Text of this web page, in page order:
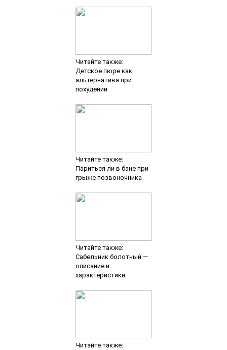
Читайте также:
Детское пюре как
альтернатива при
похудении
Читайте также:
Париться ли в бане при
грыже позвоночника
Читайте также:
Сабельник болотный —
описание и
характеристики
Читайте также: